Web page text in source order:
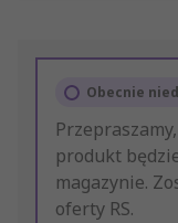
Obecnie
produkt
magazynie.
oferty RS.